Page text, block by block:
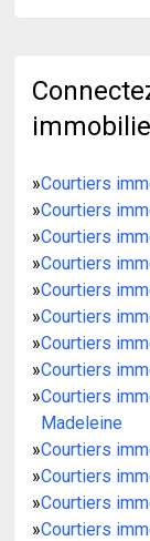
»Courtiers
»Courtiers
»Courtiers
»Courtiers
»Courtiers
»Courtiers
»Courtiers
»Courtiers
»Courtiers
Madeleine
»Courtiers
»Courtiers
»Courtiers
»Courtiers